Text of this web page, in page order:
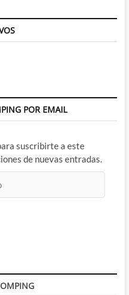
POR EMAIL
suscribirte a este
de nuevas entradas.